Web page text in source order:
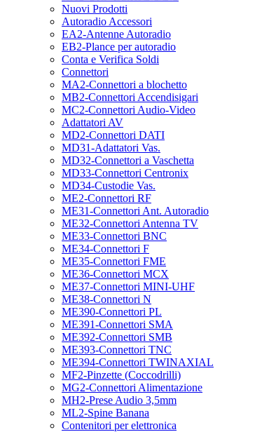
Nuovi Prodotti
Autoradio Accessori
EA2-Antenne Autoradio
EB2-Plance per autoradio
Conta e Verifica Soldi
Connettori
MA2-Connettori a blochetto
MB2-Connettori Accendisigari
MC2-Connettori Audio-Video
Adattatori AV
MD2-Connettori DATI
MD31-Adattatori Vas.
MD32-Connettori a Vaschetta
MD33-Connettori Centronix
MD34-Custodie Vas.
ME2-Connettori RF
ME31-Connettori Ant. Autoradio
ME32-Connettori Antenna TV
ME33-Connettori BNC
ME34-Connettori F
ME35-Connettori FME
ME36-Connettori MCX
ME37-Connettori MINI-UHF
ME38-Connettori N
ME390-Connettori PL
ME391-Connettori SMA
ME392-Connettori SMB
ME393-Connettori TNC
ME394-Connettori TWINAXIAL
MF2-Pinzette (Coccodrilli)
MG2-Connettori Alimentazione
MH2-Prese Audio 3,5mm
ML2-Spine Banana
Contenitori per elettronica